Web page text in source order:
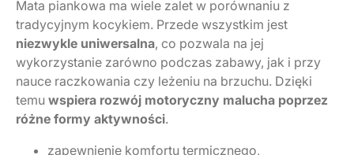
Mata piankowa ma wiele zalet w porównaniu z
tradycyjnym kocykiem. Przede wszystkim jest
niezwykle uniwersalna, co pozwala na jej
wykorzystanie zarówno podczas zabawy, jak i przy
nauce raczkowania czy leżeniu na brzuchu. Dzięki
temu wspiera rozwój motoryczny malucha poprzez
różne formy aktywności.
zapewnienie komfortu termicznego,